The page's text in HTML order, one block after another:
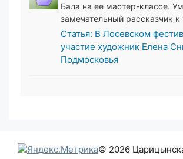
Бала на ее мастер-классе.
замечательный рассказчик
Статья: В Лосевском
участие художник Елена
Подмосковья
© 2026